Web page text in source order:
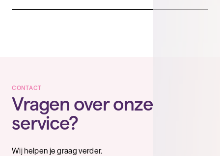
CONTACT
Vragen over onze
service?
Wij helpen je graag verder.